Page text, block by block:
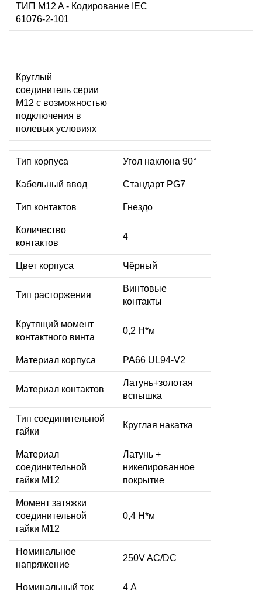
ТИП M12 A - Кодирование IEC
61076-2-101
Круглый
соединитель серии
M12 с возможностью
подключения в
полевых условиях
Тип корпуса Угол наклона 90°
Кабельный ввод Стандарт PG7
Тип контактов Гнездо
Количество
контактов
4
Цвет корпуса Чёрный
Тип расторжения
Винтовые
контакты
Крутящий момент
контактного винта
0,2 Н*м
Материал корпуса PA66 UL94-V2
Материал контактов
Латунь+золотая
вспышка
Тип соединительной
гайки
Круглая накатка
Материал
соединительной
гайки M12
Латунь +
никелированное
покрытие
Момент затяжки
соединительной
гайки M12
0,4 Н*м
Номинальное
напряжение
250V AC/DC
Номинальный ток 4 А